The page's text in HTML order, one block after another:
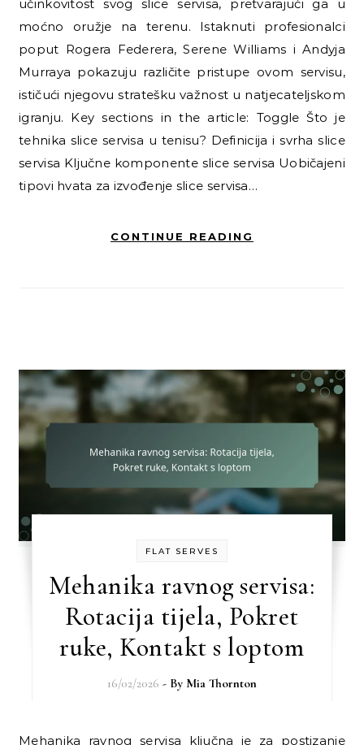
učinkovitost svog slice servisa, pretvarajući ga u
moćno oružje na terenu. Istaknuti profesionalci
poput Rogera Federera, Serene Williams i Andyja
Murraya pokazuju različite pristupe ovom servisu,
ističući njegovu stratešku važnost u natjecateljskom
igranju. Key sections in the article: Toggle Što je
tehnika slice servisa u tenisu? Definicija i svrha slice
servisa Ključne komponente slice servisa Uobičajeni
tipovi hvata za izvođenje slice servisa…
CONTINUE READING
FLAT SERVES
Mehanika ravnog servisa:
Rotacija tijela, Pokret
ruke, Kontakt s loptom
16/02/2026 - By Mia Thornton
Mehanika ravnog servisa ključna je za postizanje